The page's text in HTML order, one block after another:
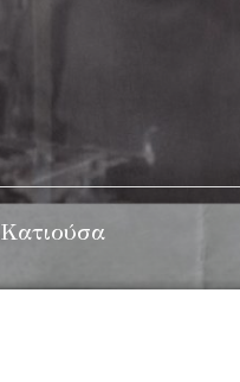
Κατιούσα